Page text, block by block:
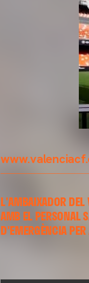
L'AMBAIXADOR DEL
AMB EL PERSONAL
D'EMERGÈNCIA